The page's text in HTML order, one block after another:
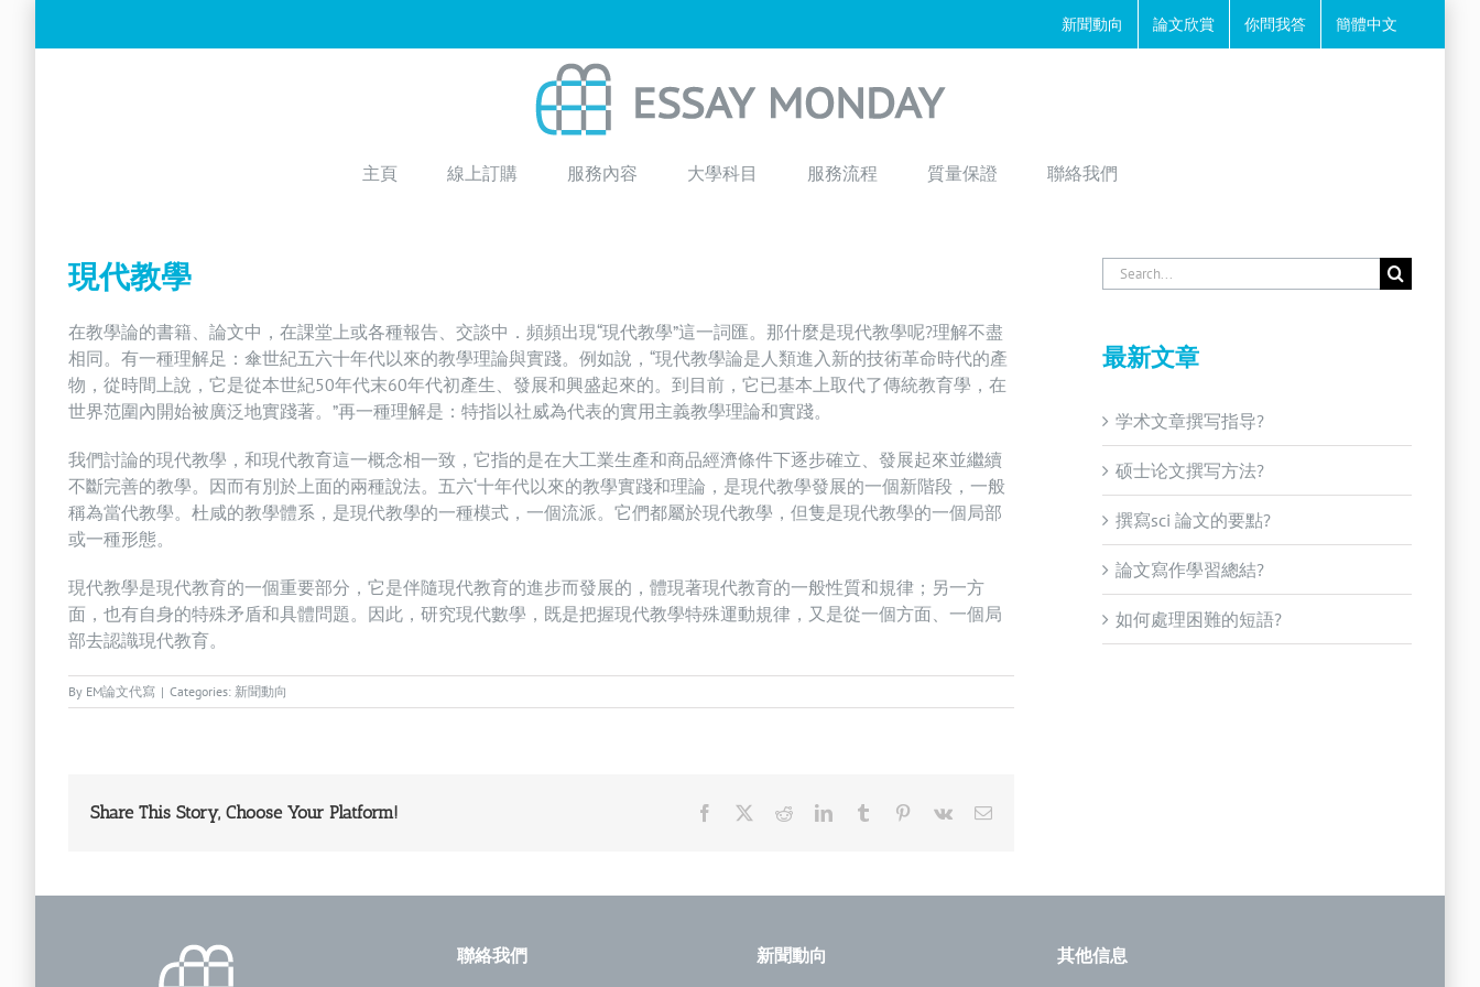
新聞動向 論文欣賞 你問我答 簡體中文
主頁 線上訂購 服務內容 大學科目 服務流程 質量保證 聯絡我們
現代教學
在教學論的書籍、論文中，在課堂上或各種報告、交談中．頻頻出現“現代教學”這一詞匯。那什麼是現代教學呢?理解不盡
相同。有一種理解足：傘世紀五六十年代以來的教學理論與實踐。例如說，“現代教學論是人類進入新的技術革命時代的產
物，從時間上說，它是從本世紀50年代末60年代初產生、發展和興盛起來的。到目前，它已基本上取代了傳統教育學，在
世界范圍內開始被廣泛地實踐著。”再一種理解是：特指以社威為代表的實用主義教學理論和實踐。
我們討論的現代教學，和現代教育這一概念相一致，它指的是在大工業生產和商品經濟條件下逐步確立、發展起來並繼續
不斷完善的教學。因而有別於上面的兩種說法。五六‘十年代以來的教學實踐和理論，是現代教學發展的一個新階段，一般
稱為當代教學。杜咸的教學體系，是現代教學的一種模式，一個流派。它們都屬於現代教學，但隻是現代教學的一個局部
或一種形態。
現代教學是現代教育的一個重要部分，它是伴隨現代教育的進步而發展的，體現著現代教育的一般性質和規律；另一方
面，也有自身的特殊矛盾和具體問題。因此，研究現代數學，既是把握現代教學特殊運動規律，又是從一個方面、一個局
部去認識現代教育。
By EM論文代寫 | Categories: 新聞動向
Share This Story, Choose Your Platform! Facebook RedditLinkedInTumblr Pinterest
Vk Email
Search
for:
最新文章
学术文章撰写指导?
硕士论文撰写方法?
撰寫sci 論文的要點?
論文寫作學習總結?
如何處理困難的短語?
聯絡我們 新聞動向 其他信息